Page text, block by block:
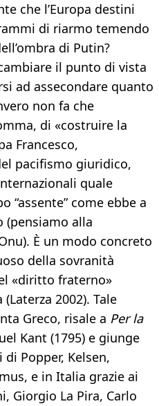
che l’Europa destini
di riarmo temendo
di Putin?
il punto di vista
ad assecondare quanto
non fa che
di «costruire la
Francesco,
pacifismo giuridico,
quale
“assente” come ebbe a
(pensiamo alla
È un modo concreto
della sovranità
«diritto fraterno»
2002). Tale
Greco, risale a Per la
Kant (1795) e giunge
Popper, Kelsen,
e in Italia grazie ai
Giorgio La Pira, Carlo